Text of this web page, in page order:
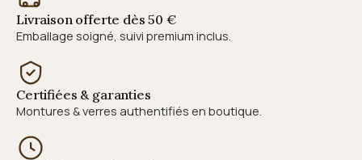
Livraison offerte dès 50 €
Emballage soigné, suivi premium inclus.
Certifiées & garanties
Montures & verres authentifiés en boutique.